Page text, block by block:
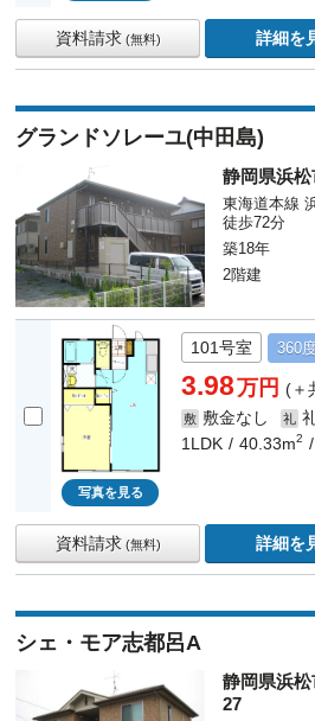
資料請求 (無料) 詳細を
グランドソレーユ(中田島)
静岡県浜
東海道本線
徒歩72分
築18年
2階建
写真を見る
101号室 360
3.98万円(＋
敷 敷金なし 礼
1LDK
40.33m2
資料請求 (無料) 詳細を
シェ・モア志都呂A
静岡県浜
27